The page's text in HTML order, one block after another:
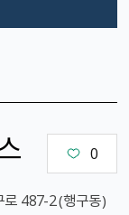
0
487-2 （행구동）